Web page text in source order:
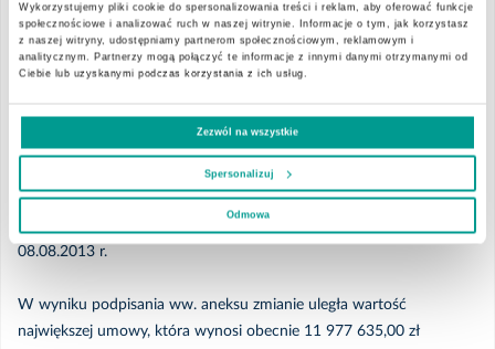
Wykorzystujemy pliki cookie do spersonalizowania treści i reklam, aby oferować funkcje
społecznościowe i analizować ruch w naszej witrynie. Informacje o tym, jak korzystasz
z naszej witryny, udostępniamy partnerom społecznościowym, reklamowym i
analitycznym. Partnerzy mogą połączyć te informacje z innymi danymi otrzymanymi od
Ciebie lub uzyskanymi podczas korzystania z ich usług.
Zezwól na wszystkie
Spersonalizuj
Odmowa
Kwiecień
Marzec
Styczeń
Grudzień
Świadczenia opieki zdrowotnej, o których mowa wyżej udzielane
są przez należący do EMC Instytut Medyczny S.A. Szpital Św.
O umowach z Oddziałem Funduszu dotyczących świadczenia
usług przez Szpital Św. Antoniego w Ząbkowicach Śl. w bieżącym
roku _2013_ Emitent informował w raportach bieżących nr
08.08.2013 r.
W wyniku podpisania ww. aneksu zmianie uległa wartość
największej umowy, która wynosi obecnie 11 977 635,00 zł